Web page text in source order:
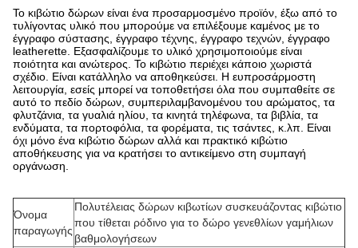
Το κιβώτιο δώρων είναι ένα προσαρμοσμένο προϊόν, έξω από το
τυλίγοντας υλικό που μπορούμε να επιλέξουμε καμένος με το
έγγραφο σύστασης, έγγραφο τέχνης, έγγραφο τεχνών, έγγραφο
leatherette. Εξασφαλίζουμε το υλικό χρησιμοποιούμε είναι
ποιότητα και ανώτερος. Το κιβώτιο περιέχει κάποιο χωριστά
σχέδιο. Είναι κατάλληλο να αποθηκεύσει. Η ευπροσάρμοστη
λειτουργία, εσείς μπορεί να τοποθετήσει όλα που συμπαθείτε σε
αυτό το πεδίο δώρων, συμπεριλαμβανομένου του αρώματος, τα
φλυτζάνια, τα γυαλιά ηλίου, τα κινητά τηλέφωνα, τα βιβλία, τα
ενδύματα, τα πορτοφόλια, τα φορέματα, τις τσάντες, κ.λπ. Είναι
όχι μόνο ένα κιβώτιο δώρων αλλά και πρακτικό κιβώτιο
αποθήκευσης για να κρατήσει το αντικείμενο στη συμπαγή
οργάνωση.
Όνομα
παραγωγής
Πολυτέλειας δώρων κιβωτίων συσκευάζοντας κιβώτιο
που τίθεται ρόδινο για το δώρο γενεθλίων γαμήλιων
βαθμολογήσεων